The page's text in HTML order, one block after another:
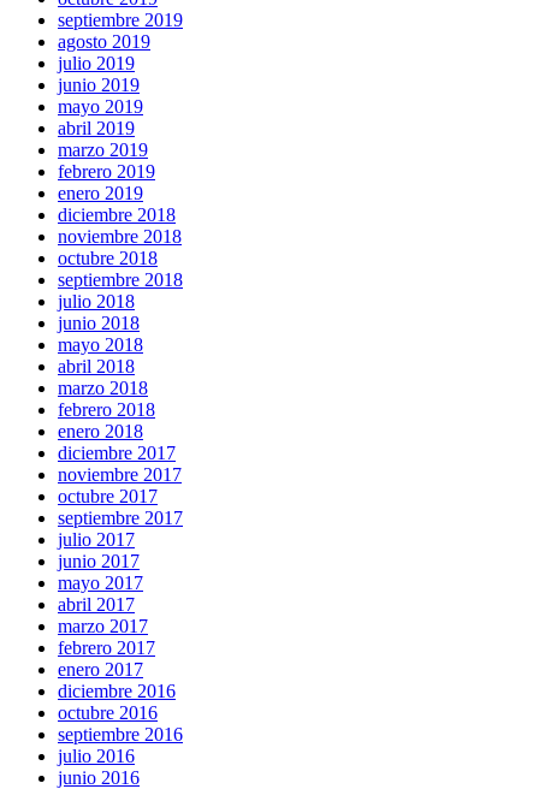
septiembre 2019
agosto 2019
julio 2019
junio 2019
mayo 2019
abril 2019
marzo 2019
febrero 2019
enero 2019
diciembre 2018
noviembre 2018
octubre 2018
septiembre 2018
julio 2018
junio 2018
mayo 2018
abril 2018
marzo 2018
febrero 2018
enero 2018
diciembre 2017
noviembre 2017
octubre 2017
septiembre 2017
julio 2017
junio 2017
mayo 2017
abril 2017
marzo 2017
febrero 2017
enero 2017
diciembre 2016
octubre 2016
septiembre 2016
julio 2016
junio 2016